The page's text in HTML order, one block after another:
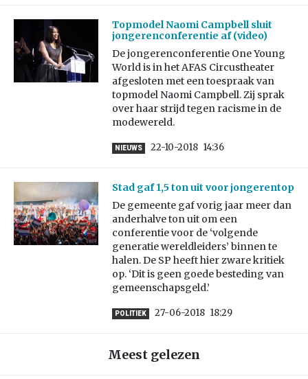
Topmodel Naomi Campbell sluit
jongerenconferentie af (video)
De jongerenconferentie One Young
World is in het AFAS Circustheater
afgesloten met een toespraak van
topmodel Naomi Campbell. Zij sprak
over haar strijd tegen racisme in de
modewereld.
NIEUWS 22-10-2018 14:36
Stad gaf 1,5 ton uit voor jongerentop
De gemeente gaf vorig jaar meer dan
anderhalve ton uit om een
conferentie voor de ‘volgende
generatie wereldleiders’ binnen te
halen. De SP heeft hier zware kritiek
op. ‘Dit is geen goede besteding van
gemeenschapsgeld.’
POLITIEK 27-06-2018 18:29
Meest gelezen